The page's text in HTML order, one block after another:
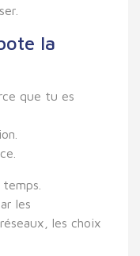
la
que tu es
les
les choix